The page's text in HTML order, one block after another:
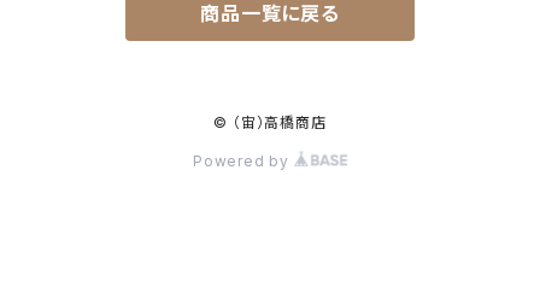
商品一覧に戻る
© （宙）高橋商店
Powered by